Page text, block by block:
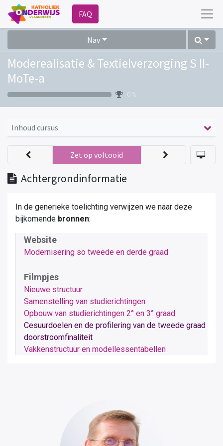
FAQ
Nav
Moderealisatie & Textielverzorging S II-
MoTe-a
0 %
Inhoud cursus
Achtergrondinformatie
Zet op voltooid
In de generieke toelichting verwijzen we naar deze
bijkomende bronnen:
Website
Modernisering so tweede en derde graad
Filmpjes
Nieuwe structuur
Samenstelling van studierichtingen
Opbouw van studierichtingen 2° en 3° graad
Cesuurdoelen en de profilering van de tweede graad
doorstroomfinaliteit
Vakkenstructuur en modellessentabellen